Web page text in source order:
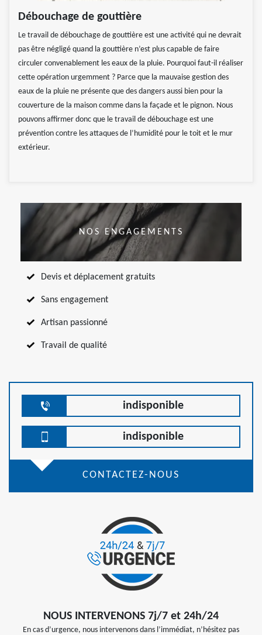
Débouchage de gouttière
Le travail de débouchage de gouttière est une activité qui ne devrait
pas être négligé quand la gouttière n’est plus capable de faire
circuler convenablement les eaux de la pluie. Pourquoi faut-il réaliser
cette opération urgemment ? Parce que la mauvaise gestion des
eaux de la pluie ne présente que des dangers aussi bien pour la
couverture de la maison comme dans la façade et le pignon. Nous
pouvons affirmer donc que le travail de débouchage est une
prévention contre les attaques de l’humidité pour le toit et le mur
extérieur.
NOS ENGAGEMENTS
Devis et déplacement gratuits
Sans engagement
Artisan passionné
Travail de qualité
indisponible
indisponible
CONTACTEZ-NOUS
NOUS INTERVENONS 7j/7 et 24h/24
En cas d’urgence, nous intervenons dans l’immédiat, n’hésitez pas